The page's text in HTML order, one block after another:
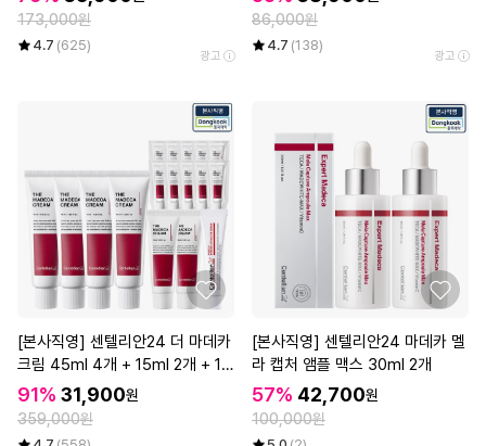
173,000원
4.7 (625)
광고
86,000원
4.7 (138)
광고
[본사직영] 센텔리안24 더 마데카
크림 45ml 4개 + 15ml 2개 + 1
ml 10매 + 인텐스 리프팅 아이크
림 15ml
91% 31,900원
359,000원
[본사직영] 센텔리안24 마데카 멜
라 캡처 앰플 맥스 30ml 2개
57% 42,700원
100,000원